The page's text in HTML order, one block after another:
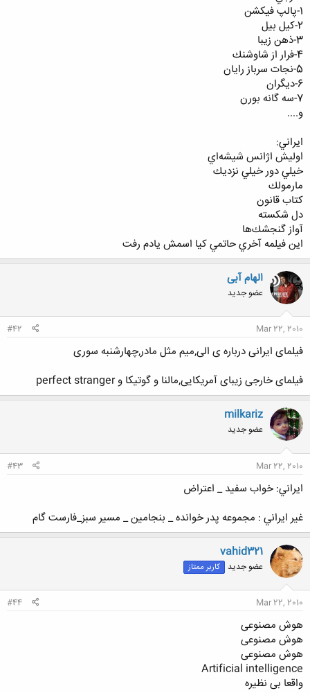
1-پالپ فيكشن
2-كيل بيل
3-ذهن زيبا
4-فرار از شاوشنك
5-نجات سرباز رايان
6-ديگران
7-سه گانه بورن
و....
ايراني:
اوليش اژانس شيشه‌اي
خيلي دور خيلي نزديك
مارمولك
كتاب قانون
دل شكسته
آواز گنجشك‌ها
اين فيلمه آخري حاتمي كيا اسمش يادم رفت
الهام آبی
عضو جدید
Mar 22, 2010
#42
فیلمای ایرانی درباره ی الی,میم مثل مادر,چهارشنبه سوری
فیلمای خارجی زیبای آمریکایی,مالنا و گوتیکا و perfect stranger
milkariz
عضو جدید
Mar 22, 2010
#43
ايراني: خواب سفيد _ اعتراض
غير ايراني : مجموعه پدر خوانده _ بنجامين _ مسير سبز_فارست گام
vahid321
عضو جدید کاربر ممتاز
Mar 22, 2010
#44
هوش مصنوعی
هوش مصنوعی
هوش مصنوعی
Artificial intelligence
واقعا بی نظیره